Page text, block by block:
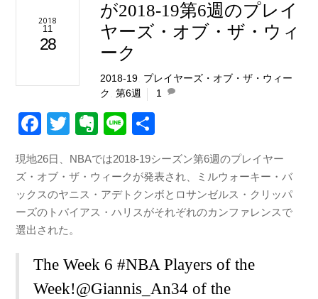
2018
11
28
が2018-19第6週のプレイ
ヤーズ・オブ・ザ・ウィ
ーク
2018-19 プレイヤーズ・オブ・ザ・ウィー
ク
,第6週 1
F
c
e
b
o
o
k
T
tt
er
E
er
n
ot
Li
e
現地26日、NBAでは2018-19シーズン第6週のプレイヤー
ズ・オブ・ザ・ウィークが発表され、ミルウォーキー・バ
ックスのヤニス・アデトクンボとロサンゼルス・クリッパ
ーズのトバイアス・ハリスがそれぞれのカンファレンスで
選出された。
The Week 6 #NBAPlayers of the
Week!@Giannis_An34of the